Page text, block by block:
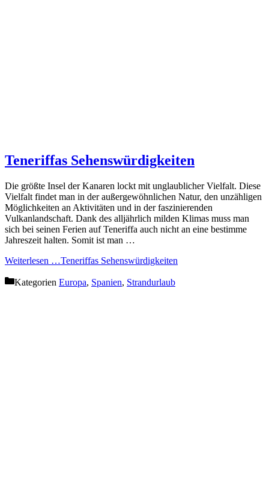
Teneriffas Sehenswürdigkeiten
Die größte Insel der Kanaren lockt mit unglaublicher Vielfalt. Diese
Vielfalt findet man in der außergewöhnlichen Natur, den unzähligen
Möglichkeiten an Aktivitäten und in der faszinierenden
Vulkanlandschaft. Dank des alljährlich milden Klimas muss man
sich bei seinen Ferien auf Teneriffa auch nicht an eine bestimme
Jahreszeit halten. Somit ist man …
Weiterlesen …Teneriffas Sehenswürdigkeiten
Kategorien Europa, Spanien, Strandurlaub